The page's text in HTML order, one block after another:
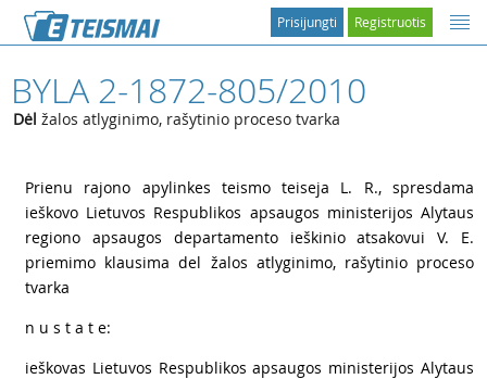
Registruotis
Prisijungti
BYLA 2-1872-805/2010
Dėl žalos atlyginimo, rašytinio proceso tvarka
Prienu rajono apylinkes teismo teiseja L. R., spresdama
ieškovo Lietuvos Respublikos apsaugos ministerijos Alytaus
regiono apsaugos departamento ieškinio atsakovuiV. E.
priemimo klausima del žalos atlyginimo, rašytinio proceso
tvarka
n u s t a t e:
ieškovas Lietuvos Respublikos apsaugos ministerijos Alytaus